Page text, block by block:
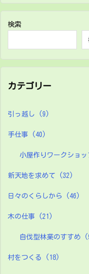
検索
カテゴリー
引っ越し (9)
手仕事 (40)
小屋作りワークショッ
新天地を求めて (32)
日々のくらしから (46)
木の仕事 (21)
自伐型林業のすすめ
村をつくる (18)